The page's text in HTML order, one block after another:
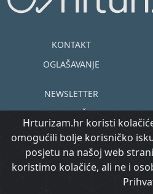
Hrturizam.hr koristi
omogućili bolje korisničko
posjetu na našoj web
koristimo kolačiće, ali ne i
KONTAKT
OGLAŠAVANJE
NEWSLETTER
UVJETI KORIŠTENJA
© Copyright
2015.-2026.
@
Morgan